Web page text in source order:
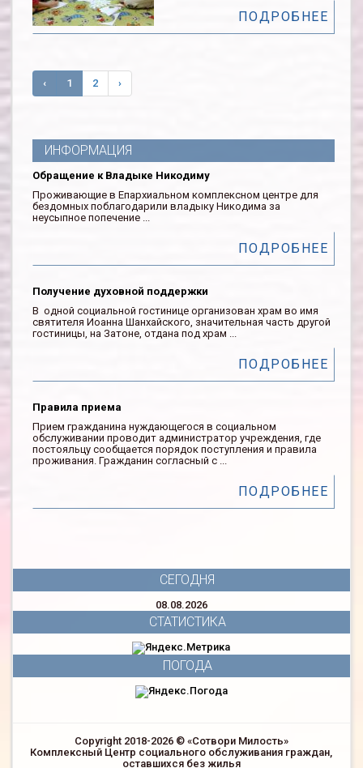
ПОДРОБНЕЕ
‹ 1 2 ›
ИНФОРМАЦИЯ
Обращение к Владыке Никодиму
Проживающие в Епархиальном комплексном центре для
бездомных поблагодарили владыку Никодима за
неусыпное попечение ...
ПОДРОБНЕЕ
Получение духовной поддержки
В одной социальной гостинице организован храм во имя
святителя Иоанна Шанхайского, значительная часть другой
гостиницы, на Затоне, отдана под храм ...
ПОДРОБНЕЕ
Правила приема
Прием гражданина нуждающегося в социальном
обслуживании проводит администратор учреждения, где
постояльцу сообщается порядок поступления и правила
проживания. Гражданин согласный с ...
ПОДРОБНЕЕ
СЕГОДНЯ
08.08.2026
СТАТИСТИКА
ПОГОДА
Copyright 2018-2026 © «Сотвори Милость»
Комплексный Центр социального обслуживания граждан,
оставшихся без жилья